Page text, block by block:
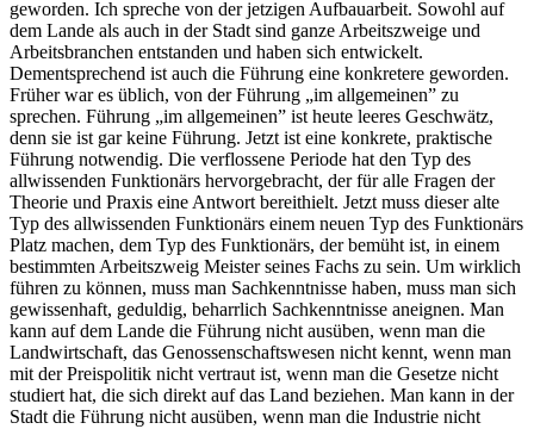
geworden. Ich spreche von der jetzigen Aufbauarbeit. Sowohl auf
dem Lande als auch in der Stadt sind ganze Arbeitszweige und
Arbeitsbranchen entstanden und haben sich entwickelt.
Dementsprechend ist auch die Führung eine konkretere geworden.
Früher war es üblich, von der Führung „im allgemeinen” zu
sprechen. Führung „im allgemeinen” ist heute leeres Geschwätz,
denn sie ist gar keine Führung. Jetzt ist eine konkrete, praktische
Führung notwendig. Die verflossene Periode hat den Typ des
allwissenden Funktionärs hervorgebracht, der für alle Fragen der
Theorie und Praxis eine Antwort bereithielt. Jetzt muss dieser alte
Typ des allwissenden Funktionärs einem neuen Typ des Funktionärs
Platz machen, dem Typ des Funktionärs, der bemüht ist, in einem
bestimmten Arbeitszweig Meister seines Fachs zu sein. Um wirklich
führen zu können, muss man Sachkenntnisse haben, muss man sich
gewissenhaft, geduldig, beharrlich Sachkenntnisse aneignen. Man
kann auf dem Lande die Führung nicht ausüben, wenn man die
Landwirtschaft, das Genossenschaftswesen nicht kennt, wenn man
mit der Preispolitik nicht vertraut ist, wenn man die Gesetze nicht
studiert hat, die sich direkt auf das Land beziehen. Man kann in der
Stadt die Führung nicht ausüben, wenn man die Industrie nicht